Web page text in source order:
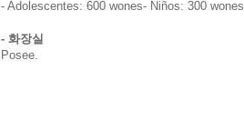
- Adolescentes: 600 wones- Niños: 300 wones
- 화장실
Posee.